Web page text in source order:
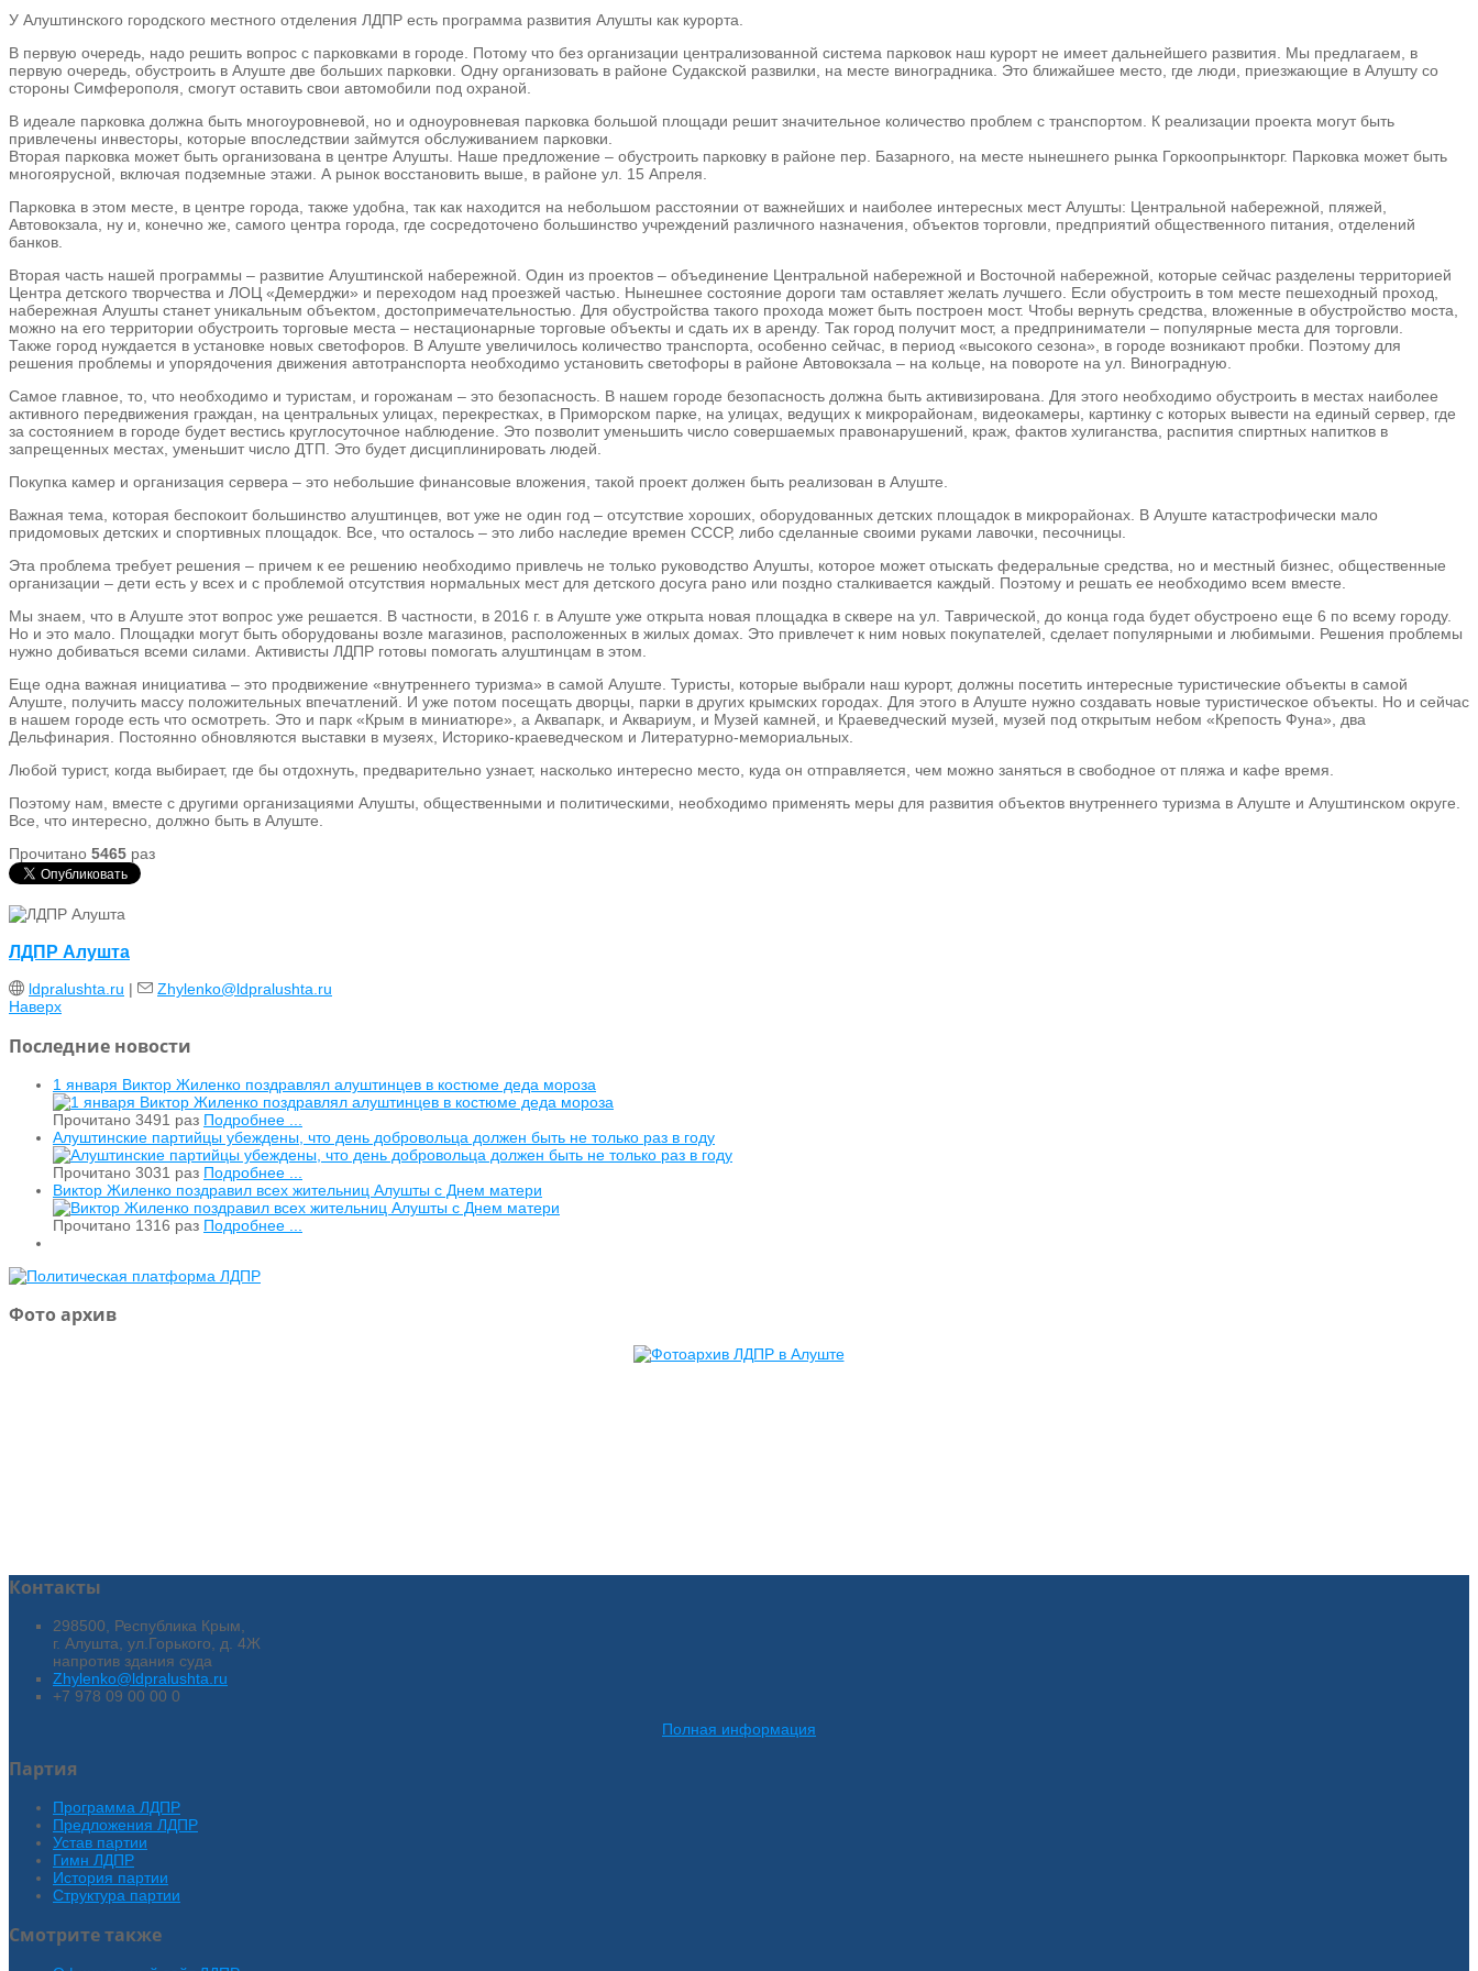
У Алуштинского городского местного отделения ЛДПР есть программа развития Алушты как курорта.
В первую очередь, надо решить вопрос с парковками в городе. Потому что без организации централизованной система парковок наш курорт не имеет дальнейшего развития. Мы предлагаем, в
первую очередь, обустроить в Алуште две больших парковки. Одну организовать в районе Судакской развилки, на месте виноградника. Это ближайшее место, где люди, приезжающие в Алушту со
стороны Симферополя, смогут оставить свои автомобили под охраной.
В идеале парковка должна быть многоуровневой, но и одноуровневая парковка большой площади решит значительное количество проблем с транспортом. К реализации проекта могут быть
привлечены инвесторы, которые впоследствии займутся обслуживанием парковки.
Вторая парковка может быть организована в центре Алушты. Наше предложение – обустроить парковку в районе пер. Базарного, на месте нынешнего рынка Горкоопрынкторг. Парковка может быть
многоярусной, включая подземные этажи. А рынок восстановить выше, в районе ул. 15 Апреля.
Парковка в этом месте, в центре города, также удобна, так как находится на небольшом расстоянии от важнейших и наиболее интересных мест Алушты: Центральной набережной, пляжей,
Автовокзала, ну и, конечно же, самого центра города, где сосредоточено большинство учреждений различного назначения, объектов торговли, предприятий общественного питания, отделений
банков.
Вторая часть нашей программы – развитие Алуштинской набережной. Один из проектов – объединение Центральной набережной и Восточной набережной, которые сейчас разделены территорией
Центра детского творчества и ЛОЦ «Демерджи» и переходом над проезжей частью. Нынешнее состояние дороги там оставляет желать лучшего. Если обустроить в том месте пешеходный проход,
набережная Алушты станет уникальным объектом, достопримечательностью. Для обустройства такого прохода может быть построен мост. Чтобы вернуть средства, вложенные в обустройство моста,
можно на его территории обустроить торговые места – нестационарные торговые объекты и сдать их в аренду. Так город получит мост, а предприниматели – популярные места для торговли.
Также город нуждается в установке новых светофоров. В Алуште увеличилось количество транспорта, особенно сейчас, в период «высокого сезона», в городе возникают пробки. Поэтому для
решения проблемы и упорядочения движения автотранспорта необходимо установить светофоры в районе Автовокзала – на кольце, на повороте на ул. Виноградную.
Самое главное, то, что необходимо и туристам, и горожанам – это безопасность. В нашем городе безопасность должна быть активизирована. Для этого необходимо обустроить в местах наиболее
активного передвижения граждан, на центральных улицах, перекрестках, в Приморском парке, на улицах, ведущих к микрорайонам, видеокамеры, картинку с которых вывести на единый сервер, где
за состоянием в городе будет вестись круглосуточное наблюдение. Это позволит уменьшить число совершаемых правонарушений, краж, фактов хулиганства, распития спиртных напитков в
запрещенных местах, уменьшит число ДТП. Это будет дисциплинировать людей.
Покупка камер и организация сервера – это небольшие финансовые вложения, такой проект должен быть реализован в Алуште.
Важная тема, которая беспокоит большинство алуштинцев, вот уже не один год – отсутствие хороших, оборудованных детских площадок в микрорайонах. В Алуште катастрофически мало
придомовых детских и спортивных площадок. Все, что осталось – это либо наследие времен СССР, либо сделанные своими руками лавочки, песочницы.
Эта проблема требует решения – причем к ее решению необходимо привлечь не только руководство Алушты, которое может отыскать федеральные средства, но и местный бизнес, общественные
организации – дети есть у всех и с проблемой отсутствия нормальных мест для детского досуга рано или поздно сталкивается каждый. Поэтому и решать ее необходимо всем вместе.
Мы знаем, что в Алуште этот вопрос уже решается. В частности, в 2016 г. в Алуште уже открыта новая площадка в сквере на ул. Таврической, до конца года будет обустроено еще 6 по всему городу.
Но и это мало. Площадки могут быть оборудованы возле магазинов, расположенных в жилых домах. Это привлечет к ним новых покупателей, сделает популярными и любимыми. Решения проблемы
нужно добиваться всеми силами. Активисты ЛДПР готовы помогать алуштинцам в этом.
Еще одна важная инициатива – это продвижение «внутреннего туризма» в самой Алуште. Туристы, которые выбрали наш курорт, должны посетить интересные туристические объекты в самой
Алуште, получить массу положительных впечатлений. И уже потом посещать дворцы, парки в других крымских городах. Для этого в Алуште нужно создавать новые туристическое объекты. Но и сейчас
в нашем городе есть что осмотреть. Это и парк «Крым в миниатюре», а Аквапарк, и Аквариум, и Музей камней, и Краеведческий музей, музей под открытым небом «Крепость Фуна», два
Дельфинария. Постоянно обновляются выставки в музеях, Историко-краеведческом и Литературно-мемориальных.
Любой турист, когда выбирает, где бы отдохнуть, предварительно узнает, насколько интересно место, куда он отправляется, чем можно заняться в свободное от пляжа и кафе время.
Поэтому нам, вместе с другими организациями Алушты, общественными и политическими, необходимо применять меры для развития объектов внутреннего туризма в Алуште и Алуштинском округе.
Все, что интересно, должно быть в Алуште.
Прочитано 5465 раз
ЛДПР Алушта
ldpralushta.ru |
Zhylenko@ldpralushta.ru
Наверх
Последние новости
1 января Виктор Жиленко поздравлял алуштинцев в костюме деда мороза
Прочитано 3491 раз Подробнее ...
Алуштинские партийцы убеждены, что день добровольца должен быть не только раз в году
Прочитано 3031 раз Подробнее ...
Виктор Жиленко поздравил всех жительниц Алушты с Днем матери
Прочитано 1316 раз Подробнее ...
Фото архив
Контакты
298500, Республика Крым,
г. Алушта, ул.Горького, д. 4Ж
напротив здания суда
Zhylenko@ldpralushta.ru
+7 978 09 00 00 0
Полная информация
Партия
Программа ЛДПР
Предложения ЛДПР
Устав партии
Гимн ЛДПР
История партии
Структура партии
Смотрите также